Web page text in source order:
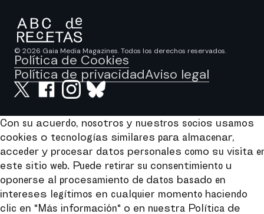
© 2026 Gaia Media Magazines. Todos los derechos reservados.
Política de Cookies
Política de privacidadAviso legal
Con su acuerdo, nosotros y nuestros socios usamos
cookies o tecnologías similares para almacenar,
acceder y procesar datos personales como su visita
este sitio web. Puede retirar su consentimiento u
oponerse al procesamiento de datos basado en
intereses legítimos en cualquier momento haciendo
clic en "Más información" o en nuestra Política de